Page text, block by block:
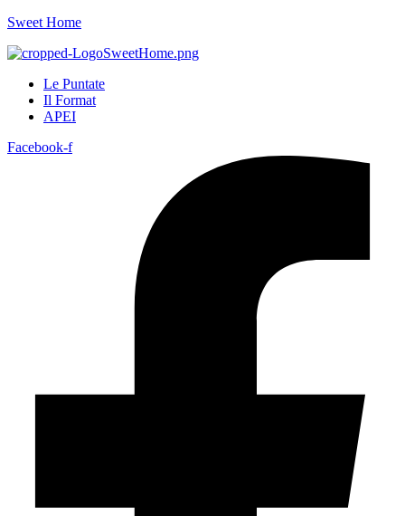
Sweet Home
Le Puntate
Il Format
APEI
Facebook-f